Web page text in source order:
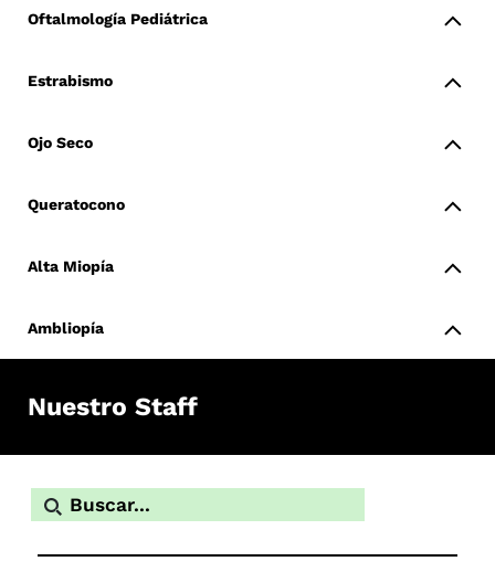
Oftalmología Pediátrica
Estrabismo
Ojo Seco
Queratocono
Alta Miopía
Ambliopía
Nuestro Staff